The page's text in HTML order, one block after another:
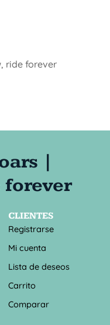
CLIENTES
Registrarse
Mi cuenta
Lista de deseos
Carrito
Comparar